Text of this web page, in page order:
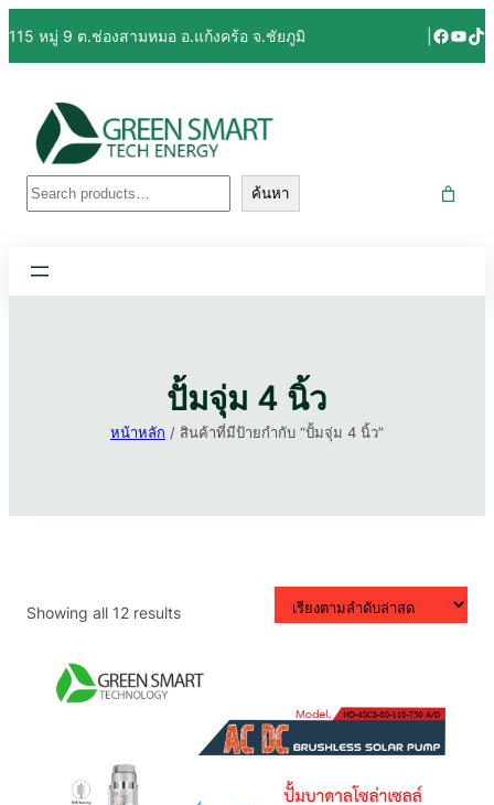
ไป
ยัง
115 หมู่ 9 ต.ช่องสามหมอ อ.แก้งคร้อ จ.ชัยภูมิ
ค้นหา ค้นหา
ปั้มจุ่ม 4 นิ้ว
หน้าหลัก / สินค้าที่มีป้ายกำกับ “ปั้มจุ่ม 4 นิ้ว”
Showing all 12 resultsSorted